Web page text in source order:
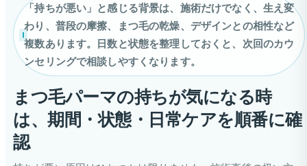
「持ちが悪い」と感じる背景は、施術だけでなく、生え変
わり、普段の摩擦、まつ毛の乾燥、デザインとの相性など
複数あります。日数と状態を整理しておくと、次回のカウ
ンセリングで相談しやすくなります。
まつ毛パーマの持ちが気になる時
は、期間・状態・日常ケアを順番に確
認